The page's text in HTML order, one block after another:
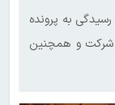
به پرونده
شرکت و همچنین